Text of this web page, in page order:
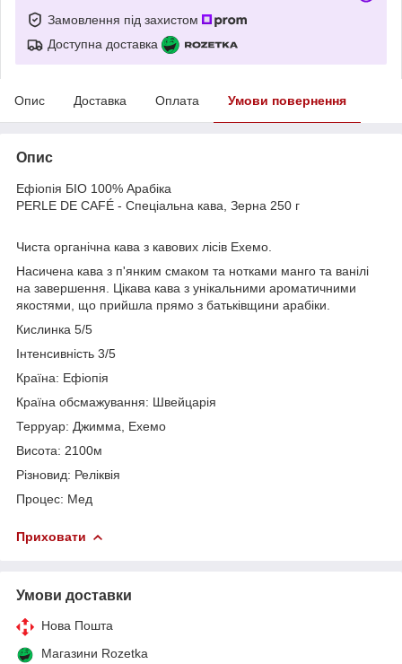
Замовлення під захистом
Доступна доставка
Опис Доставка Оплата Умови повернення
Опис
Ефіопія БІО 100% Арабіка
PERLE DE CAFÉ - Спеціальна кава, Зерна 250 г
Чиста органічна кава з кавових лісів Ехемо.
Насичена кава з п'янким смаком та нотками манго та ванілі
на завершення. Цікава кава з унікальними ароматичними
якостями, що прийшла прямо з батьківщини арабіки.
Кислинка 5/5
Інтенсивність 3/5
Країна: Ефіопія
Країна обсмажування: Швейцарія
Терруар: Джимма, Ехемо
Висота: 2100м
Різновид: Реліквія
Процес: Мед
Приховати
Умови доставки
Нова Пошта
Магазини Rozetka